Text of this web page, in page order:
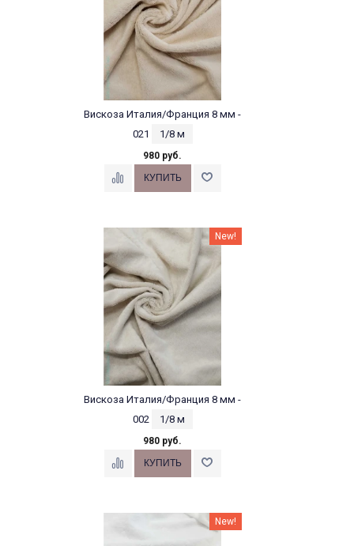
Вискоза Италия/Франция 8 мм -
021
1/8 м
980 руб.
New!
Вискоза Италия/Франция 8 мм -
002
1/8 м
980 руб.
New!